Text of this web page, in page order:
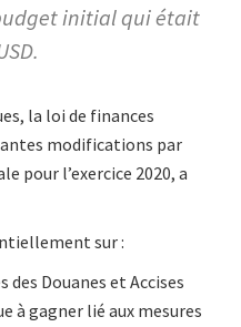
initial qui était
la loi de finances
modifications par
pour l’exercice 2020, a
sur :
des Douanes et Accises
à gagner lié aux mesures